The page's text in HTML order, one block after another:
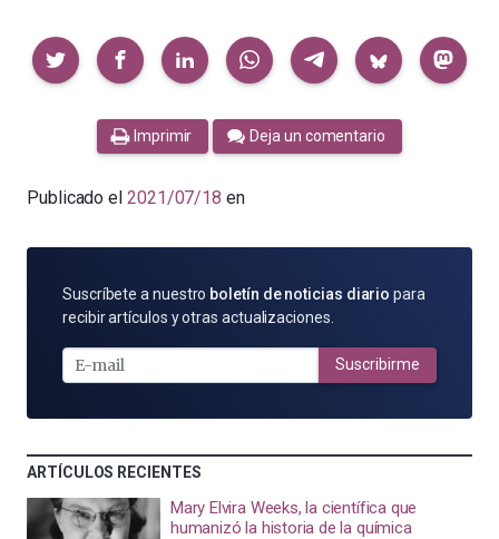
Compartir
Imprimir Deja un comentario
Publicado el 2021/07/18 en
SUSCRÍBETE
POR
MAIL
Suscríbete a nuestro boletín de noticias diario para
recibir artículos y otras actualizaciones.
Suscribirme
ARTÍCULOS RECIENTES
Mary Elvira Weeks, la científica que
humanizó la historia de la química